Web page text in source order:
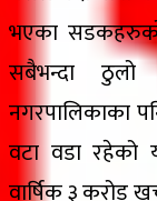
भएका
सबैभन्दा ठुलो
नगरपालिकाका
वटा वडा रहेको
वार्षिक ३ करोड